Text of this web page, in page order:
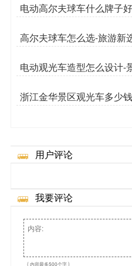
电动高尔夫球车什么牌子
电动高尔夫球车[五菱]
高尔夫球车怎么选-旅游新
电动观光车造型怎么设计-
[五菱]
浙江金华景区观光车多少
全须知[五菱]
用户评论
我要评论
( 内容最多500个字 )